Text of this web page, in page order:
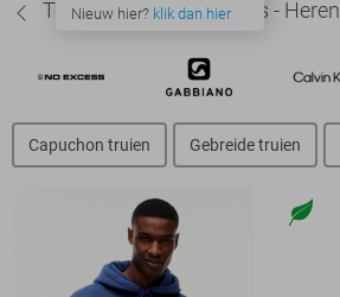
Nieuw hier? klik dan hier
Tommy Jeans Sweaters - Heren
Capuchon truien Gebreide truien